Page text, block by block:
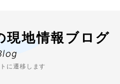
現地情報ブログ
に遷移します